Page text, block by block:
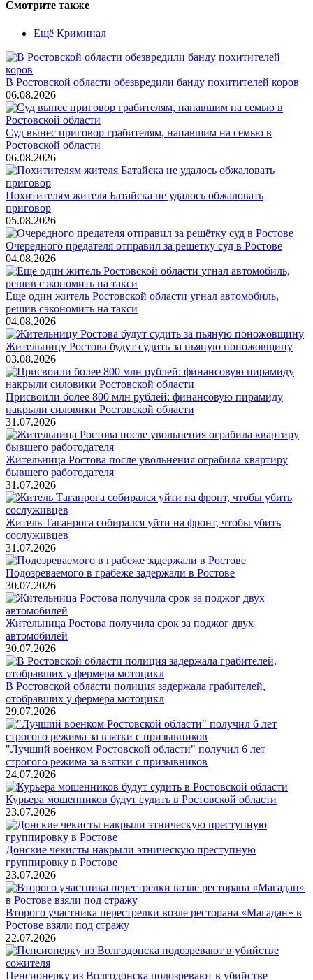
Смотрите также
Ещё Криминал
В Ростовской области обезвредили банду похитителей коров
06.08.2026
Суд вынес приговор грабителям, напавшим на семью в
Ростовской области
06.08.2026
Похитителям жителя Батайска не удалось обжаловать
приговор
05.08.2026
Очередного предателя отправил за решётку суд в Ростове
04.08.2026
Еще один житель Ростовской области угнал автомобиль,
решив сэкономить на такси
04.08.2026
Жительницу Ростова будут судить за пьяную поножовщину
03.08.2026
Присвоили более 800 млн рублей: финансовую пирамиду
накрыли силовики Ростовской области
31.07.2026
Жительница Ростова после увольнения ограбила квартиру
бывшего работодателя
31.07.2026
Житель Таганрога собирался уйти на фронт, чтобы убить
сослуживцев
31.07.2026
Подозреваемого в грабеже задержали в Ростове
30.07.2026
Жительница Ростова получила срок за поджог двух
автомобилей
30.07.2026
В Ростовской области полиция задержала грабителей,
отобравших у фермера мотоцикл
29.07.2026
"Лучший военком Ростовской области" получил 6 лет
строгого режима за взятки с призывников
24.07.2026
Курьера мошенников будут судить в Ростовской области
23.07.2026
Донские чекисты накрыли этническую преступную
группировку в Ростове
23.07.2026
Второго участника перестрелки возле ресторана «Магадан» в
Ростове взяли под стражу
22.07.2026
Пенсионерку из Волгодонска подозревают в убийстве